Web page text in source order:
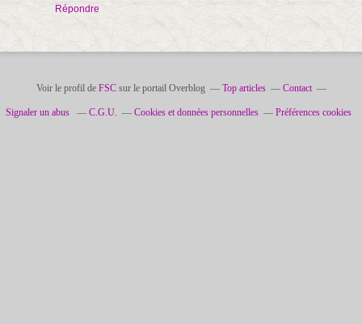
Répondre
Voir le profil de FSCsur le portail Overblog Top articles Contact
Signaler un abus C.G.U. Cookies et données personnelles Préférences cookies